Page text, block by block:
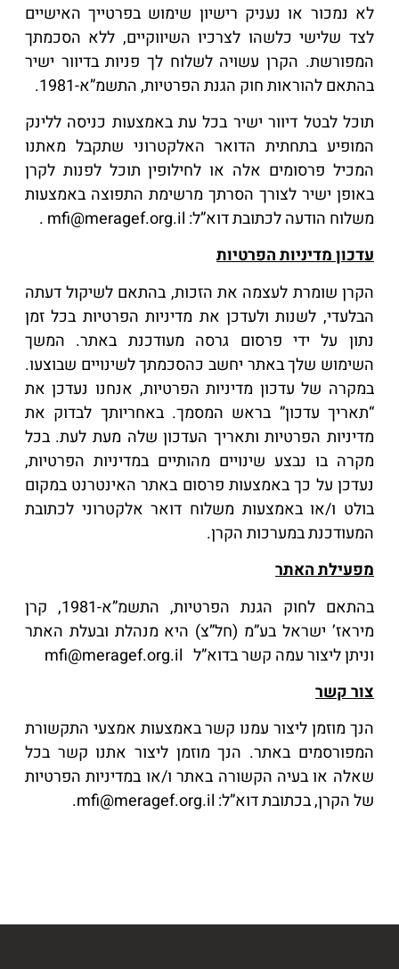
לא נמכור או נעניק רישיון שימוש בפרטייך האישיים
לצד שלישי כלשהו לצרכיו השיווקיים, ללא הסכמתך
המפורשת. הקרן עשויה לשלוח לך פניות בדיוור ישיר
בהתאם להוראות חוק הגנת הפרטיות, התשמ”א-1981.
תוכל לבטל דיוור ישיר בכל עת באמצעות כניסה ללינק
המופיע בתחתית הדואר האלקטרוני שתקבל מאתנו
המכיל פרסומים אלה או לחילופין תוכל לפנות לקרן
באופן ישיר לצורך הסרתך מרשימת התפוצה באמצעות
משלוח הודעה לכתובת דוא”ל: mfi@meragef.org.il .
עדכון מדיניות הפרטיות
הקרן שומרת לעצמה את הזכות, בהתאם לשיקול דעתה
הבלעדי, לשנות ולעדכן את מדיניות הפרטיות בכל זמן
נתון על ידי פרסום גרסה מעודכנת באתר. המשך
השימוש שלך באתר יחשב כהסכמתך לשינויים שבוצעו.
במקרה של עדכון מדיניות הפרטיות, אנחנו נעדכן את
“תאריך עדכון” בראש המסמך. באחריותך לבדוק את
מדיניות הפרטיות ותאריך העדכון שלה מעת לעת. בכל
מקרה בו נבצע שינויים מהותיים במדיניות הפרטיות,
נעדכן על כך באמצעות פרסום באתר האינטרנט במקום
בולט ו/או באמצעות משלוח דואר אלקטרוני לכתובת
המעודכנת במערכות הקרן.
מפעילת האתר
בהתאם לחוק הגנת הפרטיות, התשמ”א-1981, קרן
מיראז’ ישראל בע”מ (חל”צ) היא מנהלת ובעלת האתר
וניתן ליצור עמה קשר בדוא”ל mfi@meragef.org.il
צור קשר
הנך מוזמן ליצור עמנו קשר באמצעות אמצעי התקשורת
המפורסמים באתר. הנך מוזמן ליצור אתנו קשר בכל
שאלה או בעיה הקשורה באתר ו/או במדיניות הפרטיות
של הקרן, בכתובת דוא”ל: mfi@meragef.org.il.